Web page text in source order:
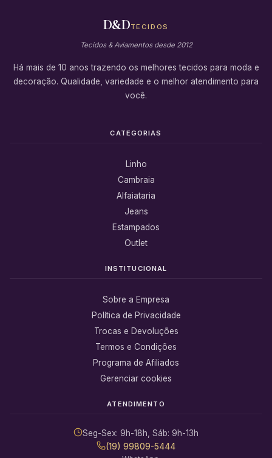
D&DTECIDOS
Tecidos & Aviamentos desde 2012
Há mais de 10 anos trazendo os melhores tecidos para moda e
decoração. Qualidade, variedade e o melhor atendimento para
você.
CATEGORIAS
Linho
Cambraia
Alfaiataria
Jeans
Estampados
Outlet
INSTITUCIONAL
Sobre a Empresa
Política de Privacidade
Trocas e Devoluções
Termos e Condições
Programa de Afiliados
Gerenciar cookies
ATENDIMENTO
Seg-Sex: 9h-18h, Sáb: 9h-13h
(19) 99809-5444